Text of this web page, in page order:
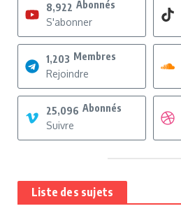
8,922 Abonnés
S'abonner
1,203 Membres
Rejoindre
25,096 Abonnés
Suivre
Liste des sujets